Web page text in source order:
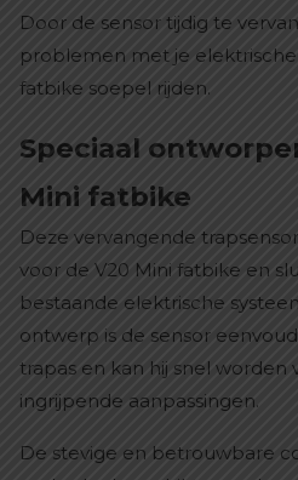
Door de sensor tijdig te
problemen met je
fatbike soepel rijden.
Speciaal
Mini fatbike
Deze vervangende
voor de V20 Mini fatbike en
bestaande elektrische
ontwerp is de sensor
trapas en kan hij snel worden
ingrijpende aanpassingen.
De stevige en betrouwbare